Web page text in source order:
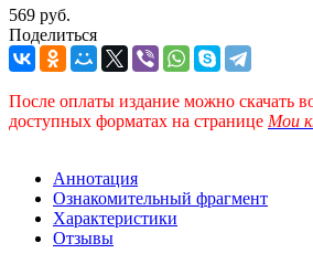
569 руб.
Поделиться
После оплаты издание можно скачать
доступных форматах на странице Мои
Аннотация
Ознакомительный фрагмент
Характеристики
Отзывы